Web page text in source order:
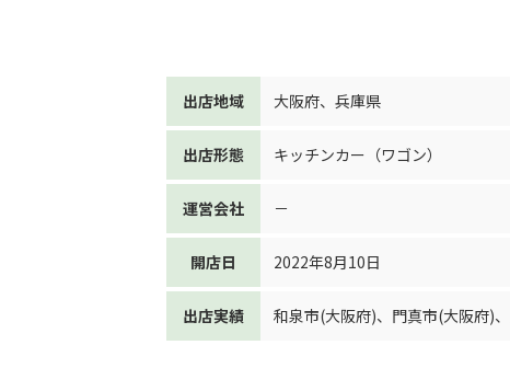
出店地域 大阪府、 兵庫県
出店形態 キッチンカー（ワゴン）
運営会社 －
開店日 2022年8月10日
出店実績 和泉市(大阪府)、 門真市(大阪府)、